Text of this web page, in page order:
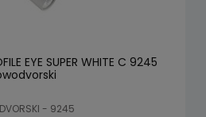
EYE SUPER WHITE C 9245
- 9245